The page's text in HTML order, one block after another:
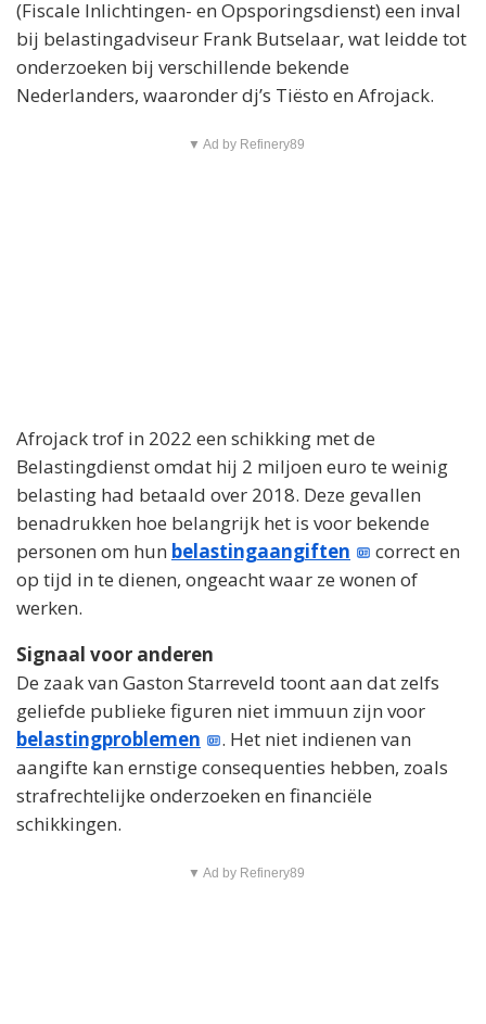
(Fiscale Inlichtingen- en Opsporingsdienst) een inval
bij belastingadviseur Frank Butselaar, wat leidde tot
onderzoeken bij verschillende bekende
Nederlanders, waaronder dj’s Tiësto en Afrojack.
▼ Ad by Refinery89
Afrojack trof in 2022 een schikking met de
Belastingdienst omdat hij 2 miljoen euro te weinig
belasting had betaald over 2018. Deze gevallen
benadrukken hoe belangrijk het is voor bekende
personen om hun belastingaangiften
correct en
op tijd in te dienen, ongeacht waar ze wonen of
werken.
Signaal voor anderen
De zaak van Gaston Starreveld toont aan dat zelfs
geliefde publieke figuren niet immuun zijn voor
belastingproblemen
. Het niet indienen van
aangifte kan ernstige consequenties hebben, zoals
strafrechtelijke onderzoeken en financiële
schikkingen.
▼ Ad by Refinery89